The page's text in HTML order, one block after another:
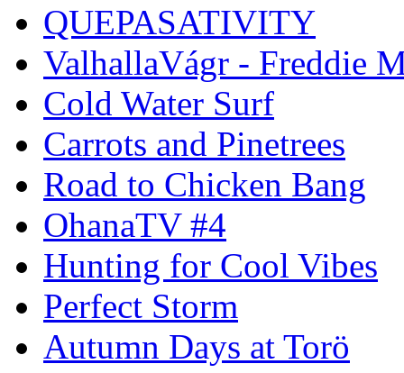
QUEPASATIVITY
ValhallaVágr - Freddie
Cold Water Surf
Carrots and Pinetrees
Road to Chicken Bang
OhanaTV #4
Hunting for Cool Vibes
Perfect Storm
Autumn Days at Torö